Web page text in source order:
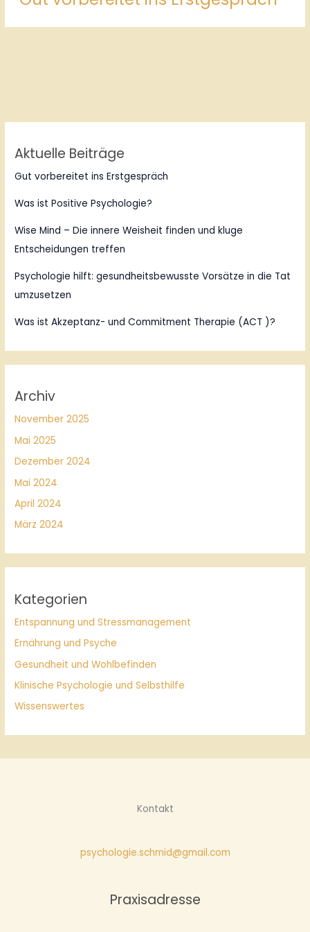
Aktuelle Beiträge
Gut vorbereitet ins Erstgespräch
Was ist Positive Psychologie?
Wise Mind – Die innere Weisheit finden und kluge
Entscheidungen treffen
Psychologie hilft: gesundheitsbewusste Vorsätze in die Tat
umzusetzen
Was ist Akzeptanz- und Commitment Therapie (ACT )?
Archiv
November 2025
Mai 2025
Dezember 2024
Mai 2024
April 2024
März 2024
Kategorien
Entspannung und Stressmanagement
Ernährung und Psyche
Gesundheit und Wohlbefinden
Klinische Psychologie und Selbsthilfe
Wissenswertes
Kontakt
psychologie.schmid@gmail.com
Praxisadresse